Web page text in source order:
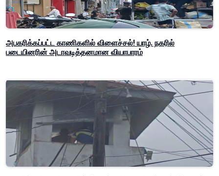
அபகரிக்கப்பட்ட காணிகளில் விளைச்சல்! யாழ். நகரில்
படையினரின் அடாவடித்தனமான வியாபாரம்